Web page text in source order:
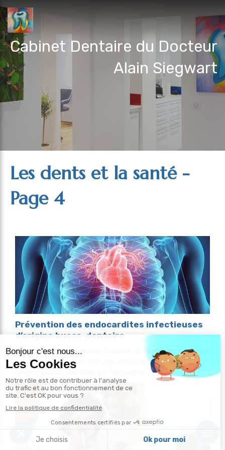
Cabinet Dentaire du Docteur
Alain Siegwart
Les dents et la santé -
Page 4
Prévention des endocardites infectieuses
d’origine bucco-dentaire
L’endocardite infectieuse (fixation et multiplication d’une
bactérie sur le cœur) est une maladie grave dont